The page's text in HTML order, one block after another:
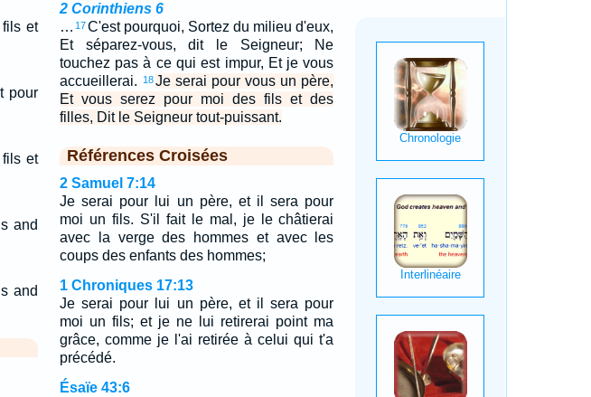
fils et
pour
et
and
and
2 Corinthiens 6
… 17C'est pourquoi, Sortez du milieu d'eux,
Et séparez-vous, dit le Seigneur; Ne
touchez pas à ce qui est impur, Et je vous
accueillerai.
18Je serai pour vous un père,
Et vous serez pour moi des fils et des
filles, Dit le Seigneur tout-puissant.
Références Croisées
2 Samuel 7:14
Je serai pour lui un père, et il sera pour
moi un fils. S'il fait le mal, je le châtierai
avec la verge des hommes et avec les
coups des enfants des hommes;
1 Chroniques 17:13
Je serai pour lui un père, et il sera pour
moi un fils; et je ne lui retirerai point ma
grâce, comme je l'ai retirée à celui qui t'a
précédé.
Ésaïe 43:6